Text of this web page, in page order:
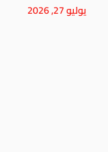
يوليو 27, 2026